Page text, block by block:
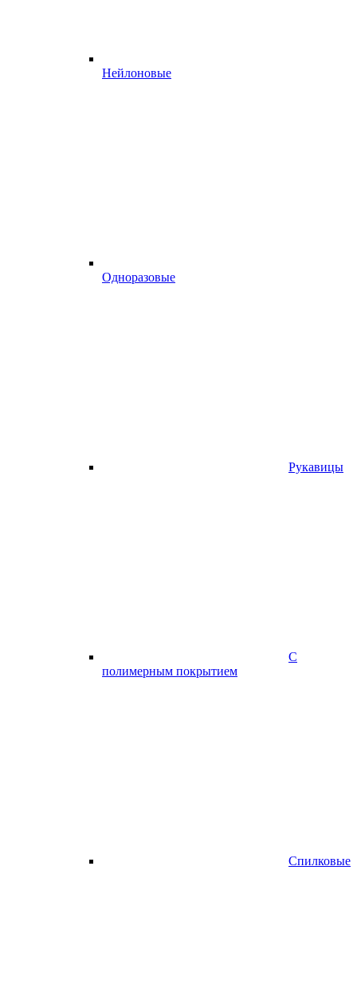
Нейлоновые
Одноразовые
Рукавицы
С
полимерным покрытием
Спилковые